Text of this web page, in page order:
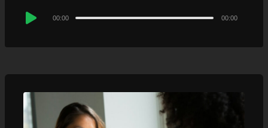
Audio
00:00 00:00